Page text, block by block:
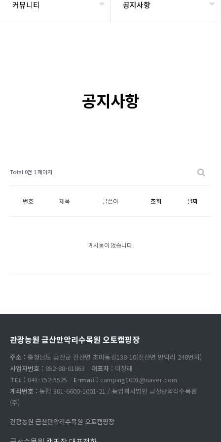
커뮤니티 공지사항
공지사항
Total 0건 1 페이지
번호 제목 글쓴이 조회 날짜
게시물이 없습니다.
관광농원 금산만악리수목원 오토캠핑장
주소 : 충청남도 금산군 진산면 초미동길138-10(진산면 만악리 248번지)
사업자번호 : 852-88-01863 대표자 : 이창래
TEL : 041-752-5525 E-mail : camping1001@naver.com
계좌번호 : 농협 301-6600-1001-21 / 농업회사법인 금산만악리수목원
(주)
관광농원 금산만악리수목원 오토캠핑장